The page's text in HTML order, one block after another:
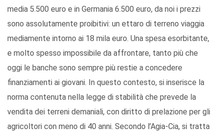
media 5.500 euro e in Germania 6.500 euro, da noi i prezzi
sono assolutamente proibitivi: un ettaro di terreno viaggia
mediamente intorno ai 18 mila euro. Una spesa esorbitante,
e molto spesso impossibile da affrontare, tanto più che
oggi le banche sono sempre più restie a concedere
finanziamenti ai giovani. In questo contesto, si inserisce la
norma contenuta nella legge di stabilità che prevede la
vendita dei terreni demaniali, con diritto di prelazione per gli
agricoltori con meno di 40 anni. Secondo l’Agia-Cia, si tratta